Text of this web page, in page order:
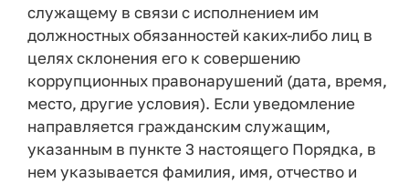
служащему в связи с исполнением им
должностных обязанностей каких-либо лиц в
целях склонения его к совершению
коррупционных правонарушений (дата, время,
место, другие условия). Если уведомление
направляется гражданским служащим,
указанным в пункте 3 настоящего Порядка, в
нем указывается фамилия, имя, отчество и